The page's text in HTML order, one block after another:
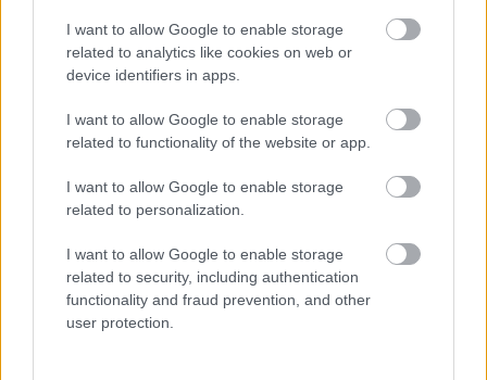
I want to allow Google to enable storage
related to analytics like cookies on web or
device identifiers in apps.
I want to allow Google to enable storage
related to functionality of the website or app.
I want to allow Google to enable storage
related to personalization.
I want to allow Google to enable storage
related to security, including authentication
functionality and fraud prevention, and other
user protection.
zenészek és lemezkiadók részéről ugyanis
jelentős ideje fennáll a számukra nem minden
esetben kedvező feltételek miatt. A mostani
ügy a covidon túl tehát egy másféle harc
kezdetére is okot adott. A háború ennek
rá, meghallgathatunk egy Neil Young zenét)